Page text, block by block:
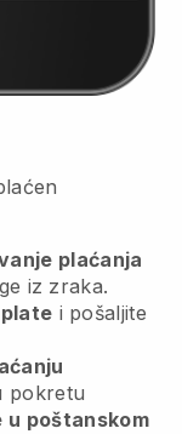
plaćanja
iz zraka.
i pošaljite
pokretu
u poštanskom